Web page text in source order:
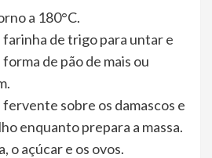
a 180°C.
farinha de trigo para untar e
de pão de mais ou
fervente sobre os damascos e
enquanto prepara a massa.
o açúcar e os ovos.